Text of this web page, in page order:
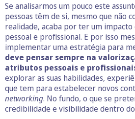
Se analisarmos um pouco este
pessoas têm de si, mesmo que não
realidade, acaba por ter um impacto
pessoal e profissional. E por isso
implementar uma estratégia para
deve pensar sempre na
atributos pessoais e
explorar as suas habilidades,
que tem para estabelecer novos
networking. No fundo, o que se
credibilidade e visibilidade dentro